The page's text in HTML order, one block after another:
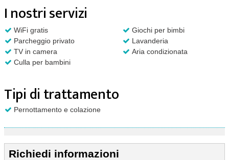
I nostri servizi
WiFi gratis
Giochi per bimbi
Parcheggio privato
Lavanderia
TV in camera
Aria condizionata
Culla per bambini
Tipi di trattamento
Pernottamento e colazione
Richiedi informazioni